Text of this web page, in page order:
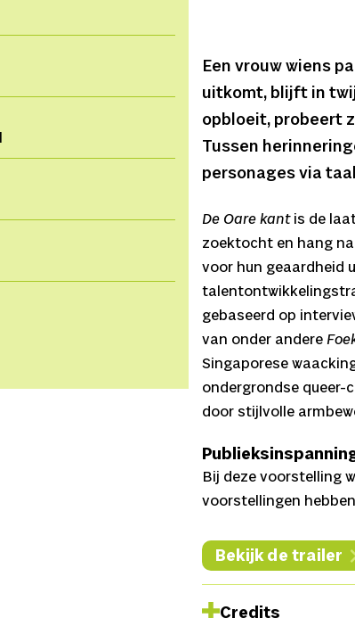
Een vrouw wiens
uitkomt, blijft in
opbloeit, probeert
Tussen
personages via
De Oare kantis de
zoektocht en hang
voor hun geaardheid
gebaseerd op
van onder andere
Singaporese
ondergrondse queer-
door stijlvolle
Bij deze voorstelling
voorstellingen
Bekijk de trailer
Credits